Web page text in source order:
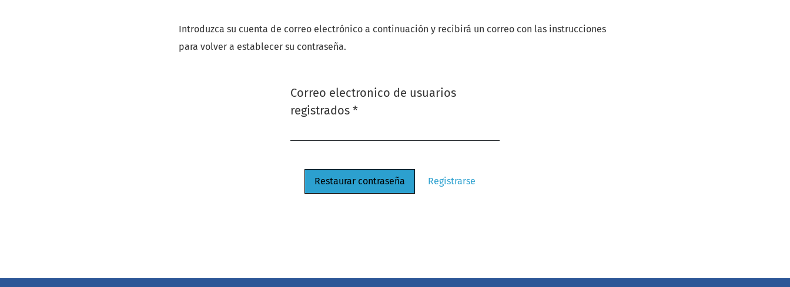
Introduzca su cuenta de correo electrónico a continuación y recibirá un correo con las instrucciones
para volver a establecer su contraseña.
Correo electronico de usuarios
registrados *Obligatorio
Restaurar contraseña Registrarse